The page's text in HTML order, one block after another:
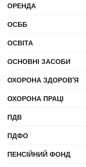
ОРЕНДА
ОСББ
ОСВІТА
ОСНОВНІ ЗАСОБИ
ОХОРОНА ЗДОРОВ'Я
ОХОРОНА ПРАЦІ
ПДВ
ПДФО
ПЕНСІЙНИЙ ФОНД